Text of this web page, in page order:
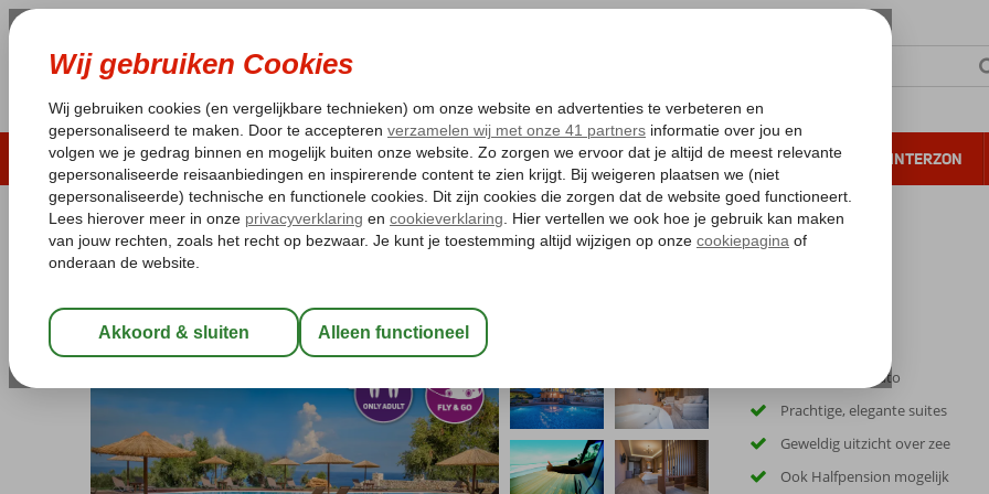
LAST MINUTE ZOMER 2026 ZONVAKANTIE VERRE REIZEN ALL INCLUSIVE WINTERZON
Pakketgarantie Laagsteprijsgarantie* Gratis annuleren*
Home
Griekenland Zakynthos
Fly & Go Elegance Luxury Suites
Logies en ontbijt-Hotel
Inclusief huurauto
Prachtige, elegante suites
Geweldig uitzicht over zee
Ook Halfpension mogelijk